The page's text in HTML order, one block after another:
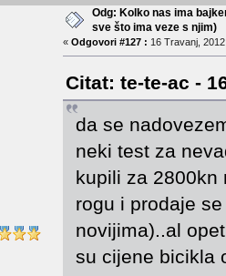
Odg: Kolko nas ima
sve što ima veze s njim)
« Odgovori #127 : 16 Travanj,
Citat: te-te-ac -
da se
neki test za
kupili za 2800kn
rogu i prodaje
novijima)..al
su cijene bicikla